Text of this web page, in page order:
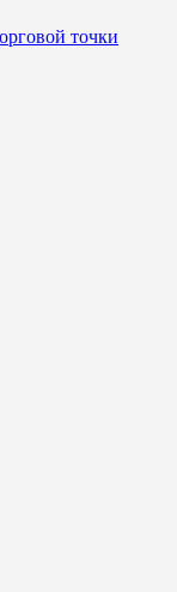
точки